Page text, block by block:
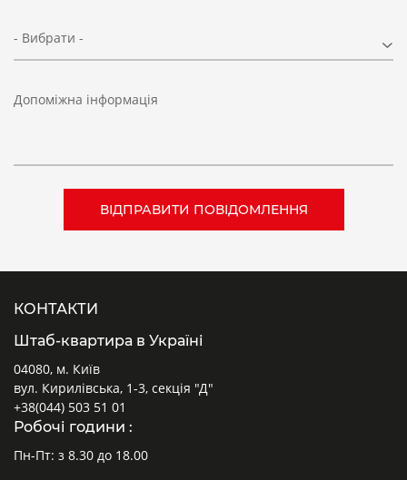
- Вибрати -
Допоміжна інформація
КОНТАКТИ
Штаб-квартира в Україні
04080, м. Київ
вул. Кирилівська, 1-3, секція "Д"
+38(044) 503 51 01
Робочі години :
Пн-Пт: з 8.30 до 18.00